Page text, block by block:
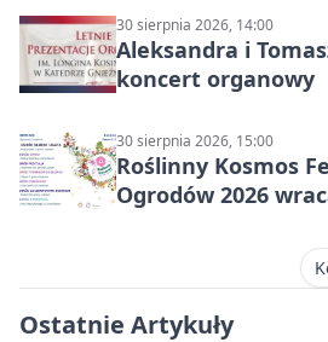
30 sierpnia 2026, 14:00
Aleksandra i
koncert organowy
30 sierpnia 2026, 15:00
Roślinny Kosmos
Ogrodów 2026
Ostatnie Artykuły